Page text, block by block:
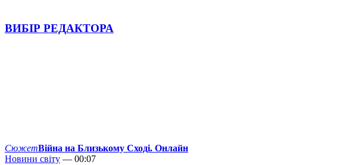
ВИБІР РЕДАКТОРА
СюжетВійна на Близькому Сході. Онлайн
Новини світу — 00:07